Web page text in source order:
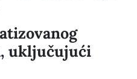
uključujući